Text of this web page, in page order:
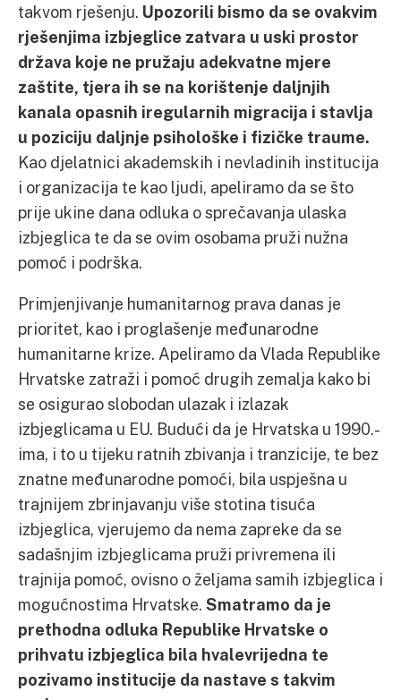
takvom rješenju. Upozorili bismo da se ovakvim
rješenjima izbjeglice zatvara u uski prostor
država koje ne pružaju adekvatne mjere
zaštite, tjera ih se na korištenje daljnjih
kanala opasnih iregularnih migracija i stavlja
u poziciju daljnje psihološke i fizičke traume.
Kao djelatnici akademskih i nevladinih institucija
i organizacija te kao ljudi, apeliramo da se što
prije ukine dana odluka o sprečavanja ulaska
izbjeglica te da se ovim osobama pruži nužna
pomoć i podrška.
Primjenjivanje humanitarnog prava danas je
prioritet, kao i proglašenje međunarodne
humanitarne krize. Apeliramo da Vlada Republike
Hrvatske zatraži i pomoć drugih zemalja kako bi
se osigurao slobodan ulazak i izlazak
izbjeglicama u EU. Budući da je Hrvatska u 1990.-
ima, i to u tijeku ratnih zbivanja i tranzicije, te bez
znatne međunarodne pomoći, bila uspješna u
trajnijem zbrinjavanju više stotina tisuća
izbjeglica, vjerujemo da nema zapreke da se
sadašnjim izbjeglicama pruži privremena ili
trajnija pomoć, ovisno o željama samih izbjeglica i
mogućnostima Hrvatske. Smatramo da je
prethodna odluka Republike Hrvatske o
prihvatu izbjeglica bila hvalevrijedna te
pozivamo institucije da nastave s takvim